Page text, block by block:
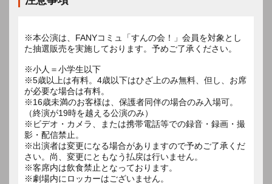
※本公演は、FANYコミュ「すんの会！」会員を対象とし
た抽選販売を実施しております。予めご了承ください。
※小人＝小学生以下
※5歳以上は有料。4歳以下はひざ上のみ無料、但し、お席
が必要な場合は有料。
※16歳未満のお客様は、保護者同伴の場合のみ入場可。
（終演が19時を越える公演のみ）
※ビデオ・カメラ、または携帯電話等での録音・録画・撮
影・配信禁止。
※出演者は変更になる場合がありますので予めご了承くだ
さい。尚、変更にともなう払戻は行いません。
※客席内は飲食禁止となっております。
※劇場内にロッカーはございません。